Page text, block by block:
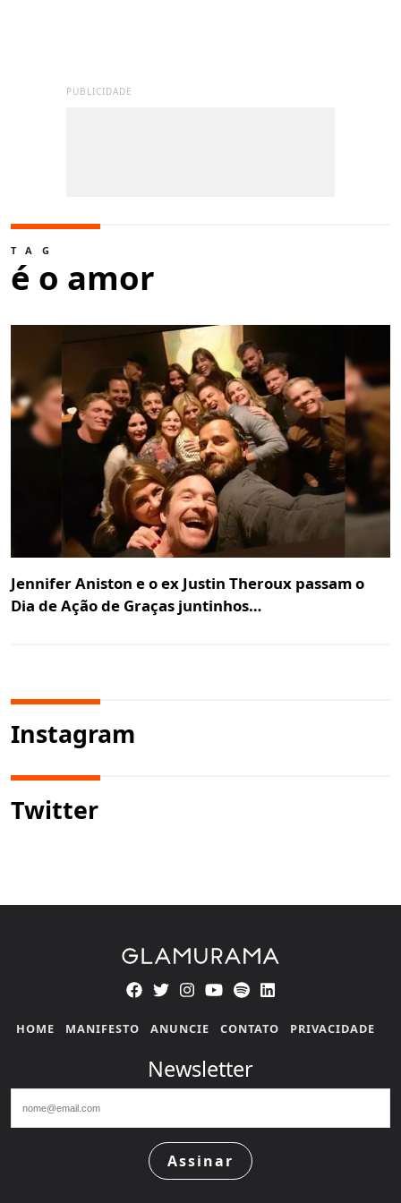
PUBLICIDADE
TAG
é o amor
Jennifer Aniston e o ex Justin Theroux passam o
Dia de Ação de Graças juntinhos…
Instagram
Twitter
HOME MANIFESTO ANUNCIE CONTATO PRIVACIDADE
Newsletter